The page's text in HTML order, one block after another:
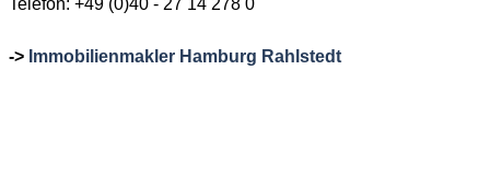
Telefon: +49 (0)40 - 27 14 278 0
-> Immobilienmakler Hamburg Rahlstedt